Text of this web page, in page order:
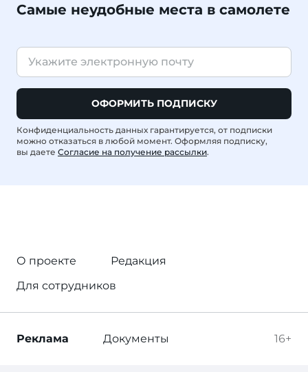
Самые неудобные места в самолете
ОФОРМИТЬ ПОДПИСКУ
Конфиденциальность данных гарантируется, от подписки
можно отказаться в любой момент. Оформляя подписку,
вы даете Согласие на получение рассылки.
О проекте
Редакция
Для сотрудников
16+
Реклама Документы